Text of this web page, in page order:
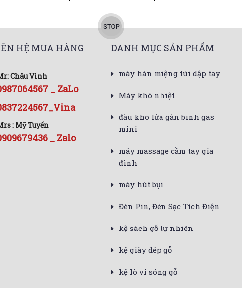
HỆ MUA HÀNG
Châu Vinh
_ ZaLo
: Mỹ Tuyến
_ Zalo
DANH MỤC SẢN PHẨM
máy hàn miệng túi dập tay
Máy khò nhiệt
đầu khò lửa gắn bình gas
mini
máy massage cầm tay gia
đình
máy hút bụi
Đèn Pin, Đèn Sạc Tích Điện
kệ sách gỗ tự nhiên
kệ giày dép gỗ
kệ lò vi sóng gỗ